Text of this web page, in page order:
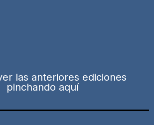
las anteriores ediciones
pinchando aquí